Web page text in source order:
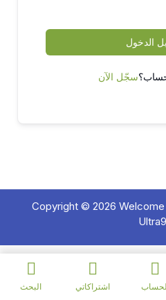
الدخول
سجّل الآن
Copyright © 2026 Welcome
اشتراكاتي البحث